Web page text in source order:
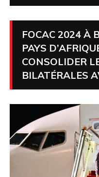
FOCAC 2024 À
PAYS
CONSOLIDER
BILATÉRALES